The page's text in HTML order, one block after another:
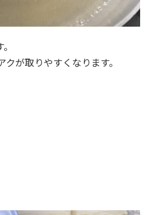
が取りやすくなります。